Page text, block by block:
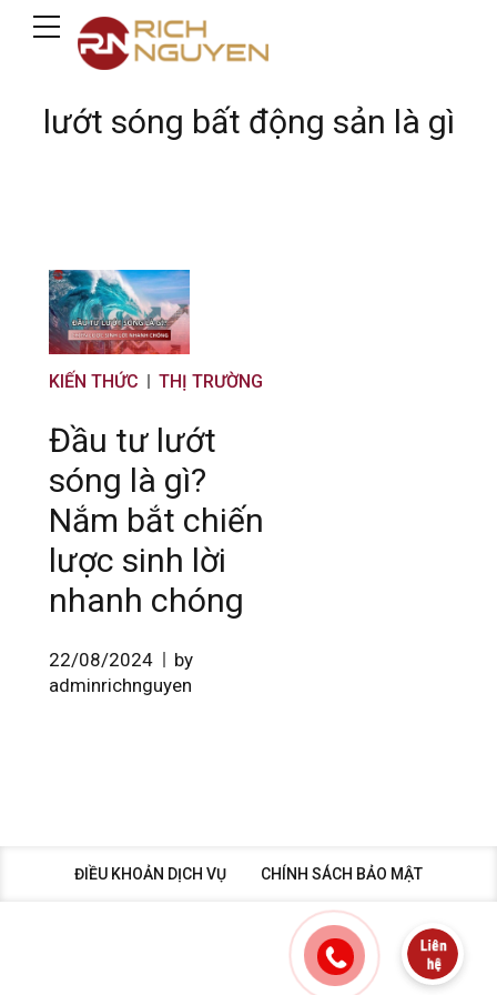
lướt sóng bất động sản là gì
KIẾN THỨC THỊ TRƯỜNG
Đầu tư lướt
sóng là gì?
Nắm bắt chiến
lược sinh lời
nhanh chóng
22/08/2024
by
adminrichnguyen
ĐIỀU KHOẢN DỊCH VỤ CHÍNH SÁCH BẢO MẬT